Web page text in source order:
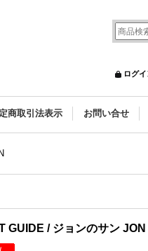
ログ
商取引法表示 お問い合せ
GUIDE / ジョンのサン JON